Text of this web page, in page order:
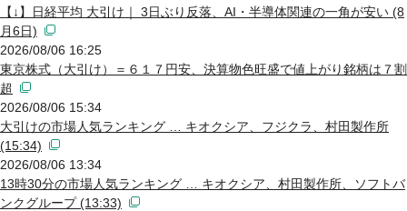
【↓】日経平均 大引け｜ 3日ぶり反落、AI・半導体関連の一角が安い (8
月6日)
2026/08/06 16:25
東京株式（大引け）＝６１７円安、決算物色旺盛で値上がり銘柄は７割
超
2026/08/06 15:34
大引けの市場人気ランキング … キオクシア、フジクラ、村田製作所
(15:34)
2026/08/06 13:34
13時30分の市場人気ランキング … キオクシア、村田製作所、ソフトバ
ンクグループ (13:33)